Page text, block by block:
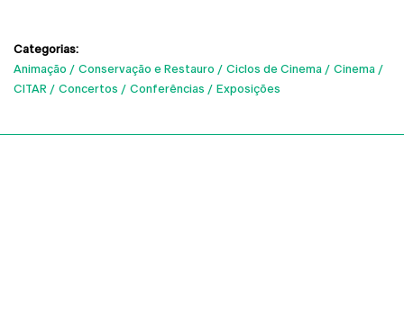
Categorias:
Animação
Conservação e Restauro Ciclos de Cinema
Cinema
CITAR
Concertos Conferências Exposições